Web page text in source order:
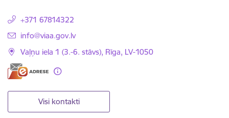
+371 67814322
E-pasts:
info@viaa.gov.lv
Vaļņu iela 1 (3.-6. stāvs), Rīga, LV-1050
Visi kontakti